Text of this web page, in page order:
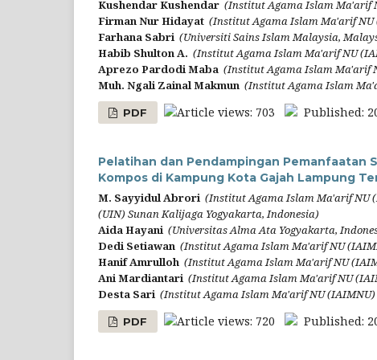
Kushendar Kushendar (Institut Agama Islam Ma'arif
Firman Nur Hidayat (Institut Agama Islam Ma'arif NU
Farhana Sabri (Universiti Sains Islam Malaysia,
Habib Shulton A. (Institut Agama Islam Ma'arif NU
Aprezo Pardodi Maba (Institut Agama Islam Ma'arif
Muh. Ngali Zainal Makmun (Institut Agama Islam
PDF Article views: 703 Published:
Pelatihan dan Pendampingan Pemanfaatan
Kompos di Kampung Kota Gajah Lampung
M. Sayyidul Abrori (Institut Agama Islam Ma'arif NU
(UIN) Sunan Kalijaga Yogyakarta, Indonesia)
Aida Hayani (Universitas Alma Ata Yogyakarta,
Dedi Setiawan (Institut Agama Islam Ma'arif NU
Hanif Amrulloh (Institut Agama Islam Ma'arif NU
Ani Mardiantari (Institut Agama Islam Ma'arif NU
Desta Sari (Institut Agama Islam Ma'arif NU
PDF Article views: 720 Published: